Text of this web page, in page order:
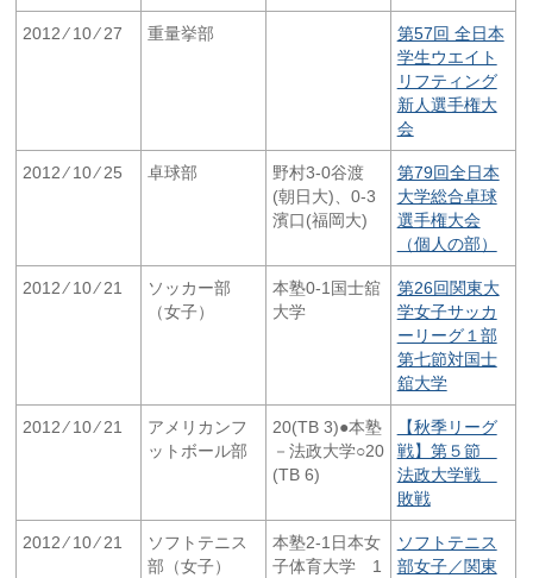
2012 ⁄ 10 ⁄ 27 重量挙部
第57回 全日本
学生ウエイト
リフティング
新人選手権大
会
2012 ⁄ 10 ⁄ 25 卓球部
野村3-0谷渡
(朝日大)、0-3
濱口(福岡大)
第79回全日本
大学総合卓球
選手権大会
（個人の部）
2012 ⁄ 10 ⁄ 21
ソッカー部
（女子）
本塾0-1国士舘
大学
第26回関東大
学女子サッカ
ーリーグ１部
第七節対国士
舘大学
2012 ⁄ 10 ⁄ 21
アメリカンフ
ットボール部
20(TB 3)●本塾
－法政大学○20
(TB 6)
【秋季リーグ
戦】第５節
法政大学戦
敗戦
2012 ⁄ 10 ⁄ 21
ソフトテニス
部（女子）
本塾2-1日本女
子体育大学 1
ソフトテニス
部女子／関東